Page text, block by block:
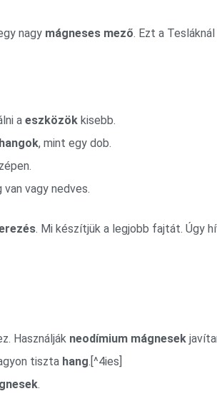
nagy mágneses mező. Ezt a
a eszközök kisebb.
hangok, mint egy dob.
van vagy nedves.
. Mi készítjük a legjobb fajtát. Úgy
Használják neodímium mágnesek
tiszta hang.[^4ies]
.